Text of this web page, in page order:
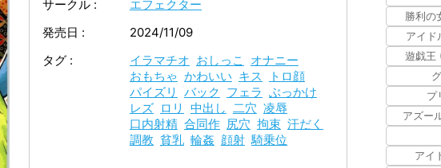
サークル
エフェクター
発売日
2024/11/09
タグ
イラマチオ おしっこ
オナニー
おもちゃ かわいい キス
トロ顔
パイズリ
バック フェラ ぶっかけ
レズ ロリ 中出し 二穴 凌辱
口内射精 合同作 尻穴 拘束 汗だく
調教 貧乳 輪姦 顔射 騎乗位
勝利の
アイド
遊戯王
プ
アズー
アイ